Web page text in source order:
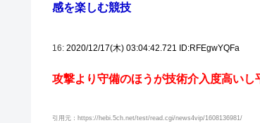
感を楽しむ競技
16: 2020/12/17(木) 03:04:42.721 ID:RFEgwYQFa
攻撃より守備のほうが技術介入度高い
引用元：https://hebi.5ch.net/test/read.cgi/news4vip/1608136981/